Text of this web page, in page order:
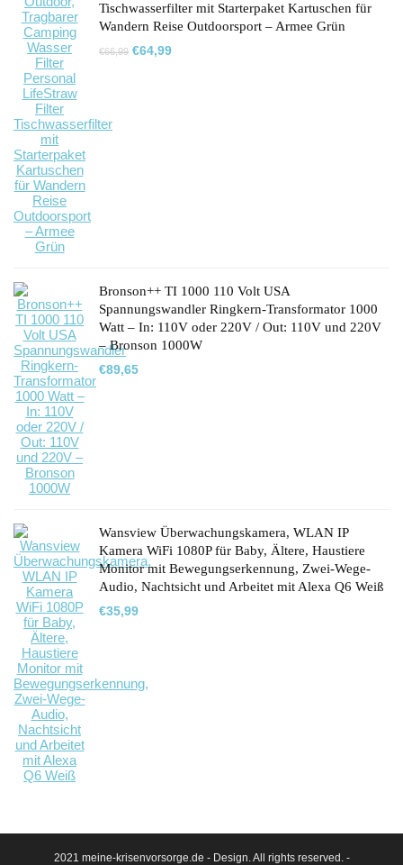
Tischwasserfilter mit Starterpaket Kartuschen für
Wandern Reise Outdoorsport – Armee Grün
€66,99 Ursprünglicher
€64,99Aktueller
Bronson++ TI 1000 110 Volt USA
Spannungswandler Ringkern-Transformator 1000
Watt – In: 110V oder 220V / Out: 110V und 220V
– Bronson 1000W
€89,65
Wansview Überwachungskamera, WLAN IP
Kamera WiFi 1080P für Baby, Ältere, Haustiere
Monitor mit Bewegungserkennung, Zwei-Wege-
Audio, Nachtsicht und Arbeitet mit Alexa Q6 Weiß
€35,99
2021 meine-krisenvorsorge.de - Design. All rights reserved. -